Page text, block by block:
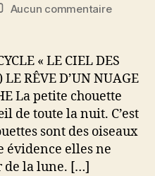
Aucun commentairesur
des
blessés
(5/5)
:
Le
« LE CIEL DES
LE RÊVE D’UN NUAGE
La petite chouette
de toute la nuit. C’est
sont des oiseaux
évidence elles ne
de la lune. […]